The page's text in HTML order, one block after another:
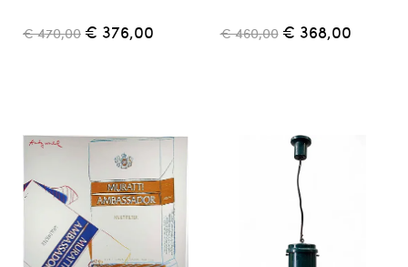
€ 470,00 € 376,00 € 460,00 € 368,00